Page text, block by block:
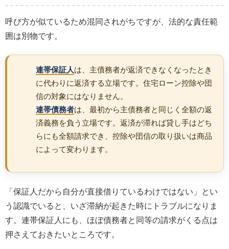
呼び方が似ているため混同されがちですが、法的な責任範
囲は別物です。
連帯保証人 は、主債務者が返済できなくなったとき
に代わりに返済する立場です。住宅ローン控除や団
信の対象にはなりません。
連帯債務者は、最初から主債務者と同じく全額の返
済義務を負う立場です。返済が滞れば貸し手はどち
らにも全額請求でき、控除や団信の取り扱いは商品
によって変わります。
「保証人だから自分が直接借りているわけではない」とい
う認識でいると、いざ滞納が起きた時にトラブルになりま
す。連帯保証人にも、ほぼ債務者と同等の請求がくる点は
押さえておきたいところです。